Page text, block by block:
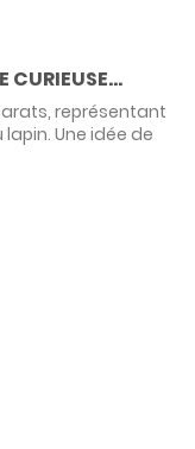
CURIEUSE...
représentant
Une idée de
avec fierté !